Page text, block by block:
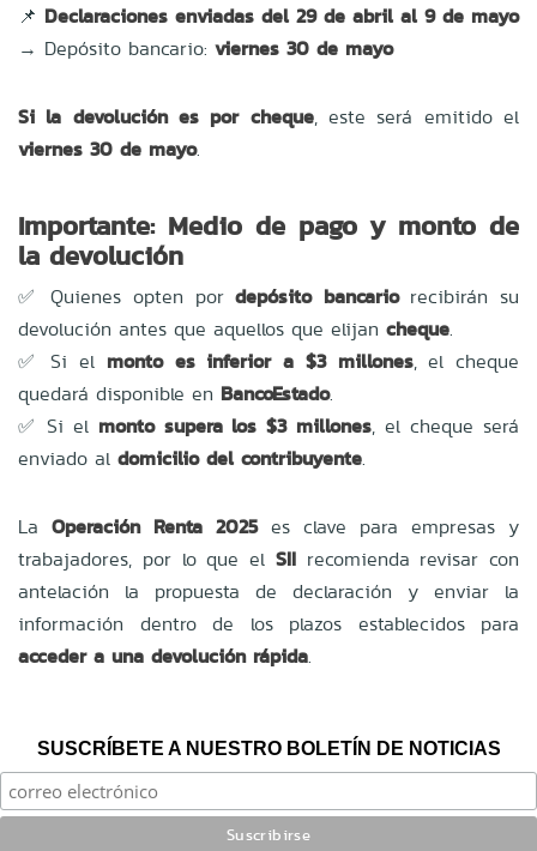
📌 Declaraciones enviadas del 29 de abril al 9 de mayo
→ Depósito bancario: viernes 30 de mayo
Si la devolución es por cheque, este será emitido el
viernes 30 de mayo.
Importante: Medio de pago y monto de
la devolución
✅ Quienes opten pordepósito bancariorecibirán su
devolución antes que aquellos que elijan cheque.
✅ Si el monto es inferior a $3 millones, el cheque
quedará disponible en BancoEstado.
✅ Si el monto supera los $3 millones, el cheque será
enviado al domicilio del contribuyente.
La Operación Renta 2025es clave para empresas y
trabajadores, por lo que el SIIrecomienda revisar con
antelación la propuesta de declaración y enviar la
información dentro de los plazos establecidos para
acceder a una devolución rápida.
SUSCRÍBETE A NUESTRO BOLETÍN DE NOTICIAS